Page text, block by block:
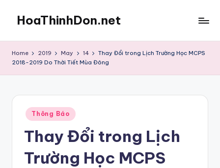
content
HoaThinhDon.net
in
Home 2019 May 14
Thay Đổi trong Lịch Trường Học MCPS
2018-2019 Do Thời Tiết Mùa Đông
Posted
in
Thông Báo
Thay Đổi trong Lịch
Trường Học MCPS